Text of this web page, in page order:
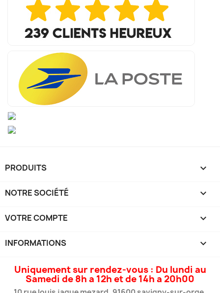
PRODUITS 
NOTRE SOCIÉTÉ 
VOTRE COMPTE 
INFORMATIONS keyboard_arrow_down
Uniquement sur rendez-vous : Du lundi au
Samedi de 8h a 12h et de 14h a 20h00